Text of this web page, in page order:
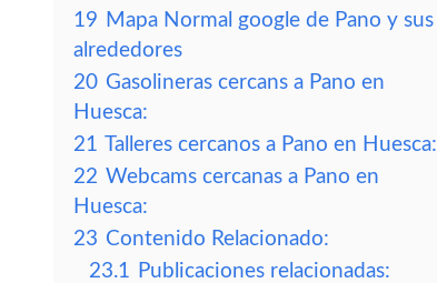
19 Mapa Normal google de Pano y sus
alrededores
20 Gasolineras cercans a Pano en
Huesca:
21 Talleres cercanos a Pano en Huesca:
22 Webcams cercanas a Pano en
Huesca:
23 Contenido Relacionado:
23.1 Publicaciones relacionadas: